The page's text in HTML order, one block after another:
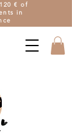
€ of
in